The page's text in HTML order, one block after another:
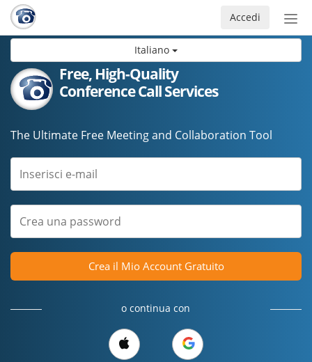
Italiano
Accedi
Free, High-Quality
Conference Call Services
The Ultimate Free Meeting and Collaboration Tool
Crea il Mio Account Gratuito
o continua con